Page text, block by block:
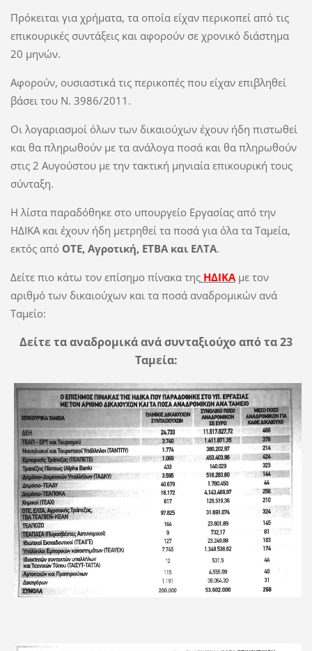
Πρόκειται για χρήματα, τα οποία είχαν περικοπεί από τις
επικουρικές συντάξεις και αφορούν σε χρονικό διάστημα
20 μηνών.
Αφορούν, ουσιαστικά τις περικοπές που είχαν επιβληθεί
βάσει του Ν. 3986/2011.
Οι λογαριασμοί όλων των δικαιούχων έχουν ήδη πιστωθεί
και θα πληρωθούν με τα ανάλογα ποσά και θα πληρωθούν
στις 2 Αυγούστου με την τακτική μηνιαία επικουρική τους
σύνταξη.
Η λίστα παραδόθηκε στο υπουργείο Εργασίας από την
ΗΔΙΚΑ και έχουν ήδη μετρηθεί τα ποσά για όλα τα Ταμεία,
εκτός από ΟΤΕ, Αγροτική, ΕΤΒΑ και ΕΛΤΑ.
Δείτε πιο κάτω τον επίσημο πίνακα τηςΗΔΙΚΑμε τον
αριθμό των δικαιούχων και τα ποσά αναδρομικών ανά
Ταμείο:
Δείτε τα αναδρομικά ανά συνταξιούχο από τα 23
Ταμεία: